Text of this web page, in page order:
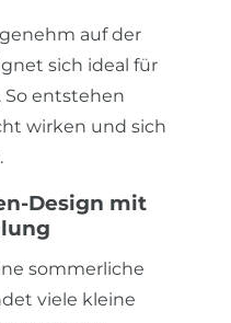
auf der
sich ideal für
entstehen
wirken und sich
Design mit
sommerliche
viele kleine